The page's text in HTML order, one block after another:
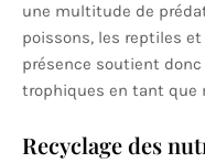
une multitude de
poissons, les reptiles
présence soutient
trophiques en tant que
Recyclage des